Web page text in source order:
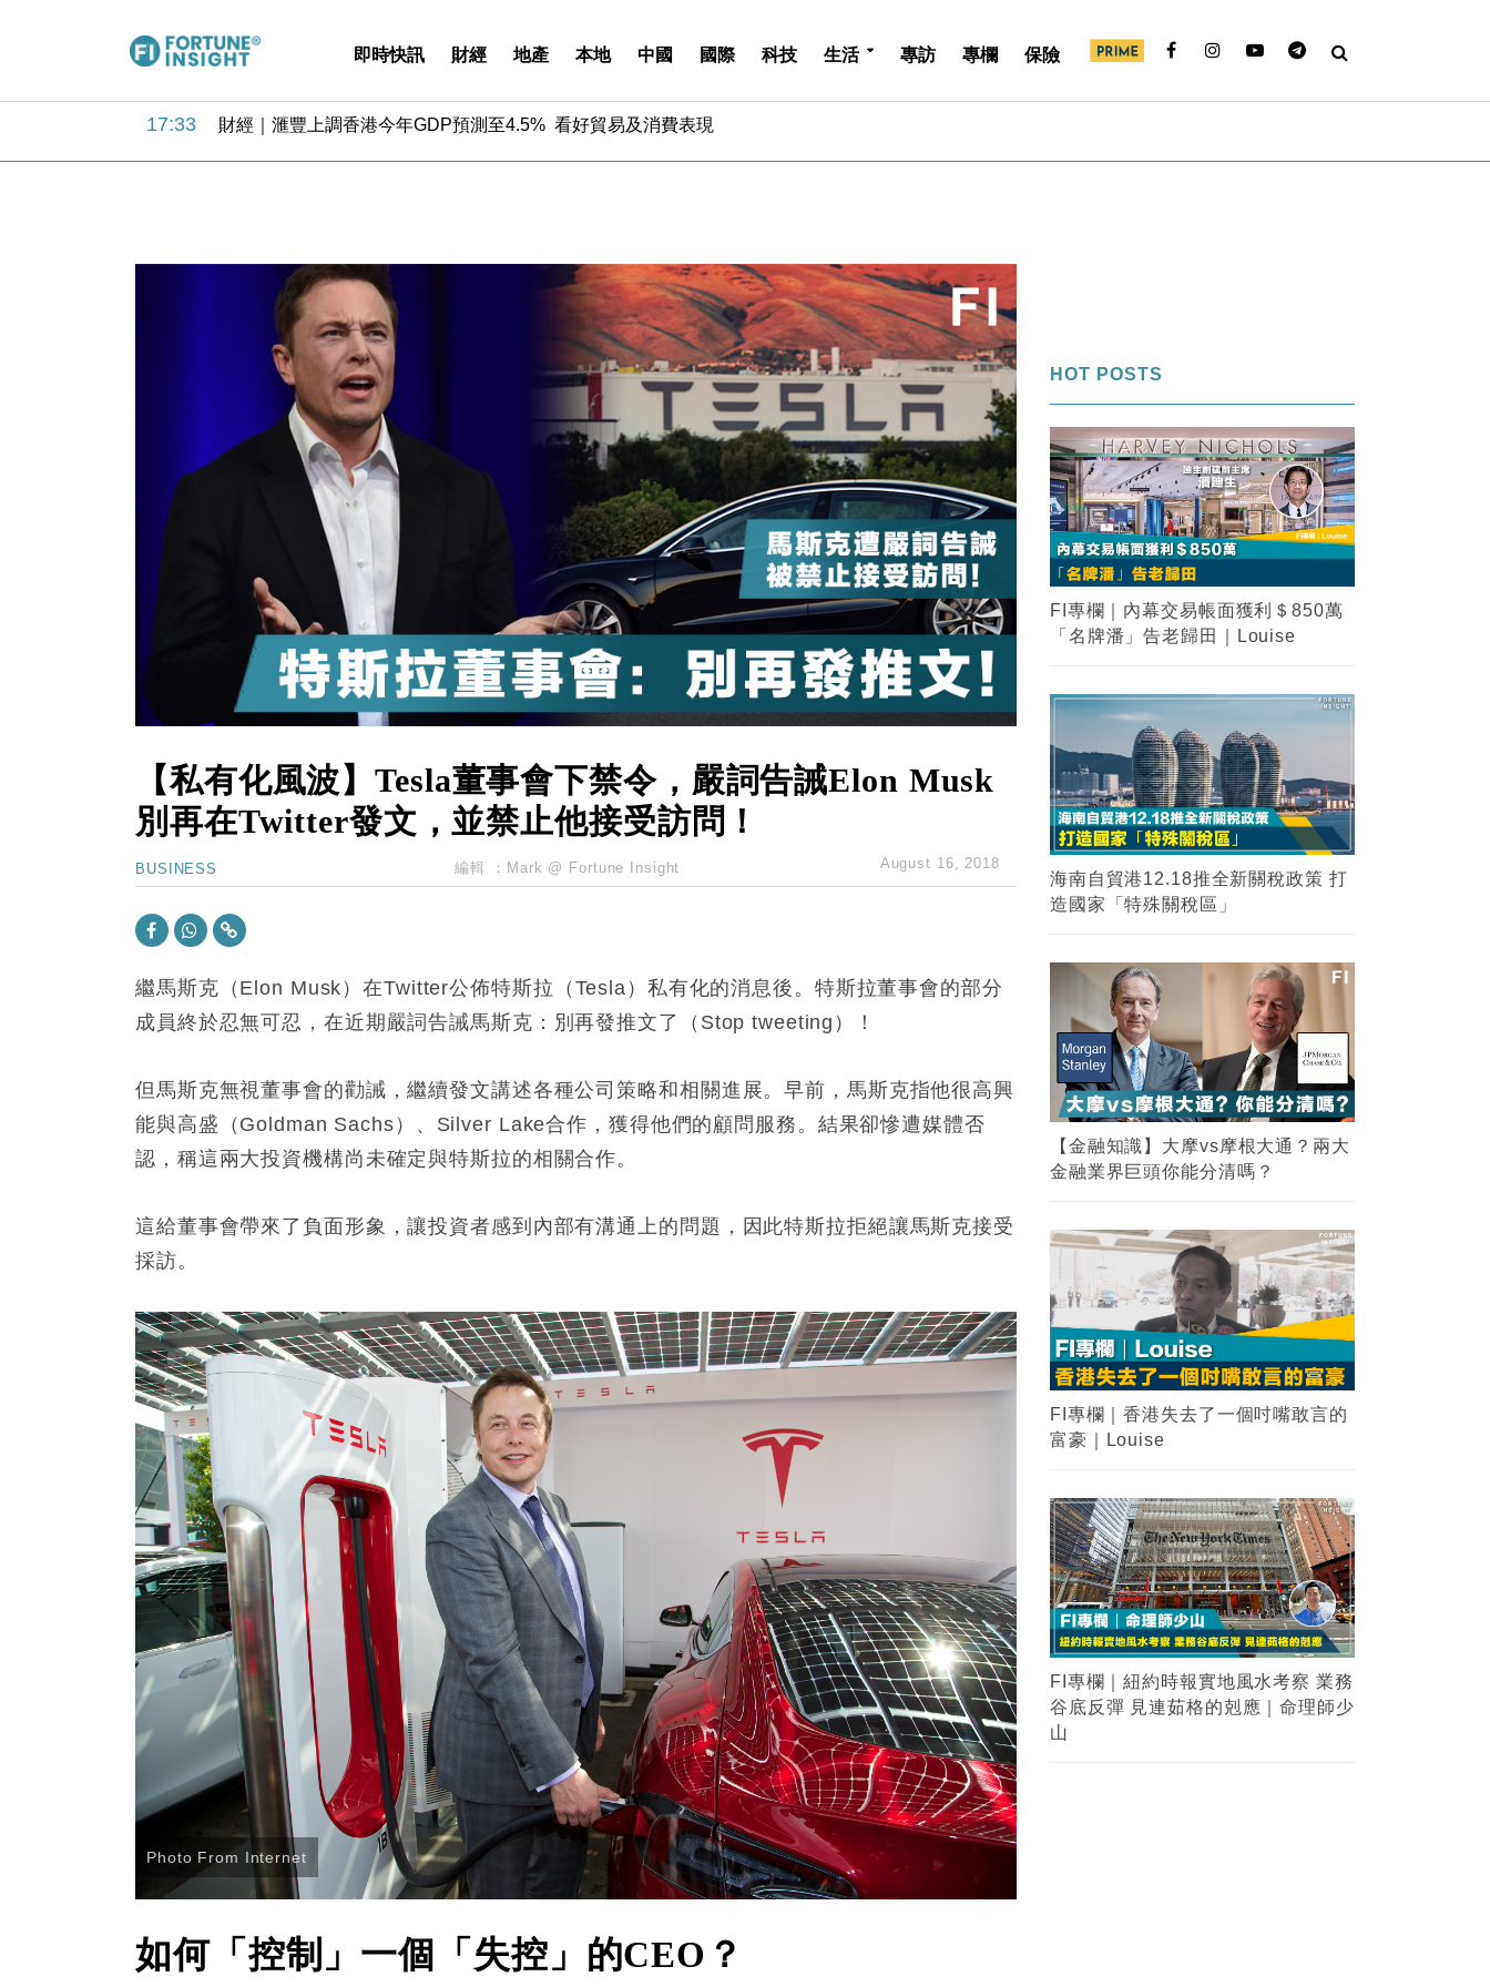
即時快訊 財經 地產 本地 中國 國際 科技 生活 專訪 專欄 保險
17:33 財經｜滙豐上調香港今年GDP預測至4.5% 看好貿易及消費表現
財經｜日本春季三度入市撐日圓 4月單日斥6.28萬億日圓干預創新高
國際｜特朗普料美伊戰事快結束 承認部分彈藥庫存緊張
財經｜SA售股自救後再出手 斥4億美元押注未上市公司
財經｜華僑銀行上半年淨利創新高 中期息增15%至47仙
財經｜滙豐上調香港今年GDP預測至4.5% 看好貿易及消費表現
本地｜假冒內地執法人員要求交「保證金」 43歲女子損失近6900萬元
財經｜日經失守6.5萬點後回穩 全周仍升近2%
15:47 財經｜恒隆10月換帥 玩具「反」斗城亞洲CEO蔡德粦接任
15:11 財經｜韓股反覆波動收跌 連挫7周創逾3年最長跌勢
13:44 財經｜內地7月美元計價出口增近24%勝預期 貿易順差達1125億美元
12:44 財經｜日本春季三度入市撐日圓 4月單日斥6.28萬億日圓干預創新高
國際｜特朗普料美伊戰事快結束 承認部分彈藥庫存緊張
15:59 財經｜SA售股自救後再出手 斥4億美元押注未上市公司
【私有化風波】Tesla董事會下禁令，嚴詞告誡Elon Musk
別再在Twitter發文，並禁止他接受訪問！
BUSINESS 編輯 ： Mark @ Fortune Insight August 16, 2018
繼馬斯克（Elon Musk）在Twitter公佈特斯拉（Tesla）私有化的消息後。特斯拉董事會的部分
成員終於忍無可忍，在近期嚴詞告誡馬斯克：別再發推文了（Stop tweeting）！
但馬斯克無視董事會的勸誡，繼續發文講述各種公司策略和相關進展。早前，馬斯克指他很高興
能與高盛（Goldman Sachs）、Silver Lake合作，獲得他們的顧問服務。結果卻慘遭媒體否
認，稱這兩大投資機構尚未確定與特斯拉的相關合作。
這給董事會帶來了負面形象，讓投資者感到內部有溝通上的問題，因此特斯拉拒絕讓馬斯克接受
採訪。
Photo From Internet
如何「控制」一個「失控」的CEO？
HOT POSTS
FI專欄｜內幕交易帳面獲利＄850萬
「名牌潘」告老歸田｜Louise
海南自貿港12.18推全新關稅政策 打
造國家「特殊關稅區」
【金融知識】大摩vs摩根大通？兩大
金融業界巨頭你能分清嗎？
FI專欄｜香港失去了一個吋嘴敢言的
富豪｜Louise
FI專欄｜紐約時報實地風水考察 業務
谷底反彈 見連茹格的剋應｜命理師少
山